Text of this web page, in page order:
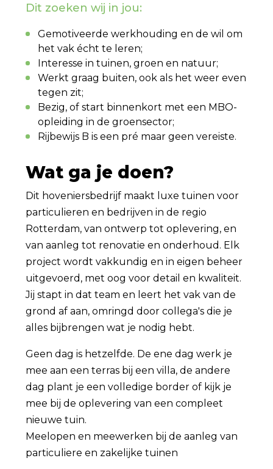
Dit zoeken wij in jou:
Gemotiveerde werkhouding en de wil om
het vak écht te leren;
Interesse in tuinen, groen en natuur;
Werkt graag buiten, ook als het weer even
tegen zit;
Bezig, of start binnenkort met een MBO-
opleiding in de groensector;
Rijbewijs B is een pré maar geen vereiste.
Wat ga je doen?
Dit hoveniersbedrijf maakt luxe tuinen voor
particulieren en bedrijven in de regio
Rotterdam, van ontwerp tot oplevering, en
van aanleg tot renovatie en onderhoud. Elk
project wordt vakkundig en in eigen beheer
uitgevoerd, met oog voor detail en kwaliteit.
Jij stapt in dat team en leert het vak van de
grond af aan, omringd door collega's die je
alles bijbrengen wat je nodig hebt.
Geen dag is hetzelfde. De ene dag werk je
mee aan een terras bij een villa, de andere
dag plant je een volledige border of kijk je
mee bij de oplevering van een compleet
nieuwe tuin.
Meelopen en meewerken bij de aanleg van
particuliere en zakelijke tuinen